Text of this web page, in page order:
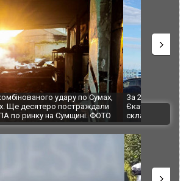
від кордону з Україною: в
після атаки дронів загорівся
ФОТО. ВІДЕО
"Мої
ВІДЕО